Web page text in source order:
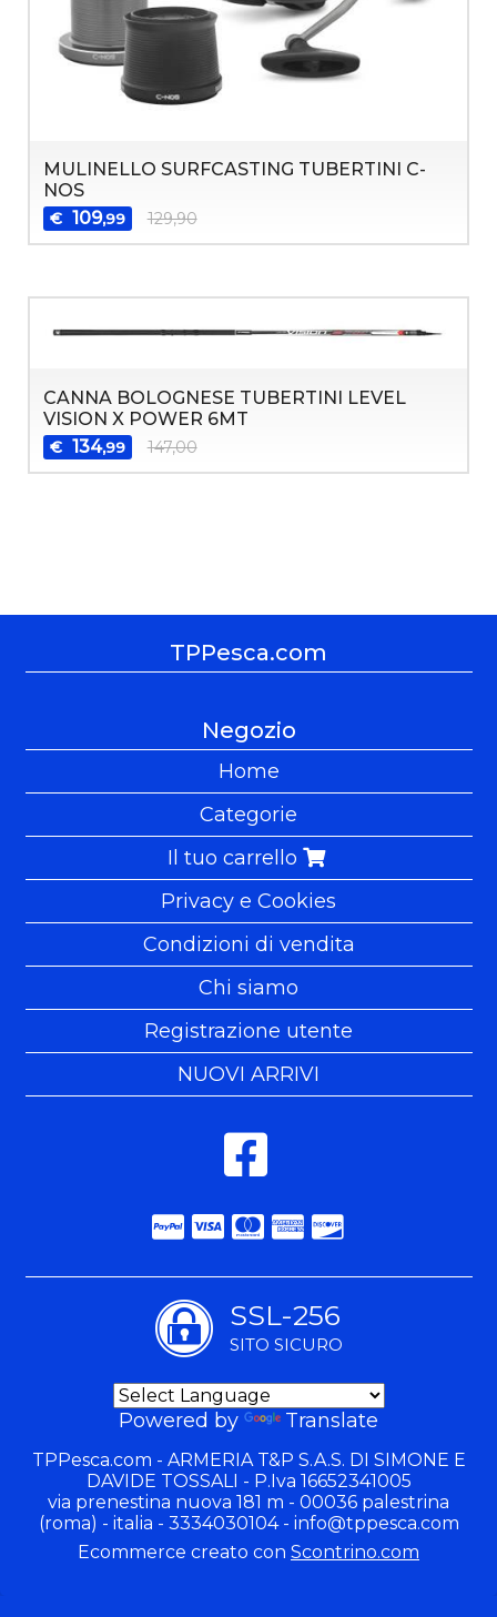
MULINELLO SURFCASTING TUBERTINI C-
NOS
€ 109,99 129,90
CANNA BOLOGNESE TUBERTINI LEVEL
VISION X POWER 6MT
€ 134,99 147,00
TPPesca.com
Negozio
Home
Categorie
Il tuo carrello
Privacy e Cookies
Condizioni di vendita
Chi siamo
Registrazione utente
NUOVI ARRIVI
SSL-256
SITO SICURO
Powered by Translate
TPPesca.com - ARMERIA T&P S.A.S. DI SIMONE E
DAVIDE TOSSALI - P.Iva 16652341005
via prenestina nuova 181 m - 00036 palestrina
(roma) - italia - 3334030104 - info@tppesca.com
Ecommerce creato con Scontrino.com